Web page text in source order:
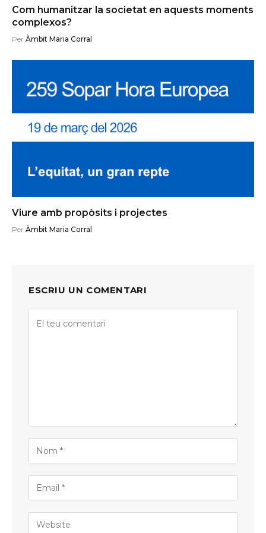
Com humanitzar la societat en aquests moments
complexos?
Per Àmbit Maria Corral
Viure amb propòsits i projectes
Per Àmbit Maria Corral
ESCRIU UN COMENTARI